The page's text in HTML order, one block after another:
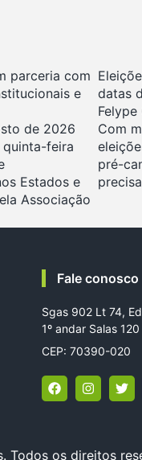
parceria com
e
de 2026
feira
Estados e
Associação
datas
Felype
Com
pré-
Fale conosco
Sgas 902 Lt 74,
1º andar Salas 120
CEP: 70390-020
Todos os direitos